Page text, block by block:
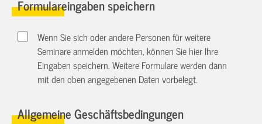
Formulareingaben speichern
Wenn Sie sich oder andere Personen für weitere
Seminare anmelden möchten, können Sie hier Ihre
Eingaben speichern. Weitere Formulare werden dann
mit den oben angegebenen Daten vorbelegt.
Allgemeine Geschäftsbedingungen